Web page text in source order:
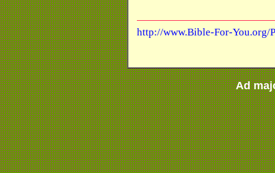
http://www.Bible-For-You.org/
Ad